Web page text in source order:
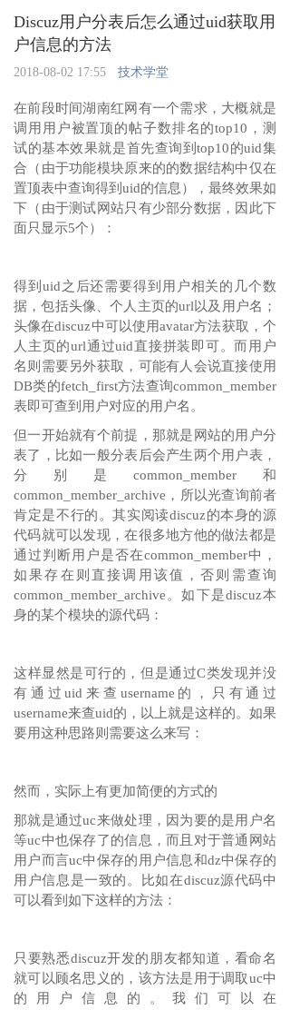
Discuz用户分表后怎么通过uid获取用
户信息的方法
2018-08-02 17:55 技术学堂
在前段时间湖南红网有一个需求，大概就是
调用用户被置顶的帖子数排名的top10，测
试的基本效果就是首先查询到top10的uid集
合（由于功能模块原来的的数据结构中仅在
置顶表中查询得到uid的信息），最终效果如
下（由于测试网站只有少部分数据，因此下
面只显示5个）：
得到uid之后还需要得到用户相关的几个数
据，包括头像、个人主页的url以及用户名；
头像在discuz中可以使用avatar方法获取，个
人主页的url通过uid直接拼装即可。而用户
名则需要另外获取，可能有人会说直接使用
DB类的fetch_first方法查询common_member
表即可查到用户对应的用户名。
但一开始就有个前提，那就是网站的用户分
表了，比如一般分表后会产生两个用户表，
分别是common_member和
common_member_archive，所以光查询前者
肯定是不行的。其实阅读discuz的本身的源
代码就可以发现，在很多地方他的做法都是
通过判断用户是否在common_member中，
如果存在则直接调用该值，否则需查询
common_member_archive。如下是discuz本
身的某个模块的源代码：
这样显然是可行的，但是通过C类发现并没
有通过uid来查username的，只有通过
username来查uid的，以上就是这样的。如果
要用这种思路则需要这么来写：
然而，实际上有更加简便的方式的
那就是通过uc来做处理，因为要的是用户名
等uc中也保存了的信息，而且对于普通网站
用户而言uc中保存的用户信息和dz中保存的
用户信息是一致的。比如在discuz源代码中
可以看到如下这样的方法：
只要熟悉discuz开发的朋友都知道，看命名
就可以顾名思义的，该方法是用于调取uc中
的用户信息的。我们可以在